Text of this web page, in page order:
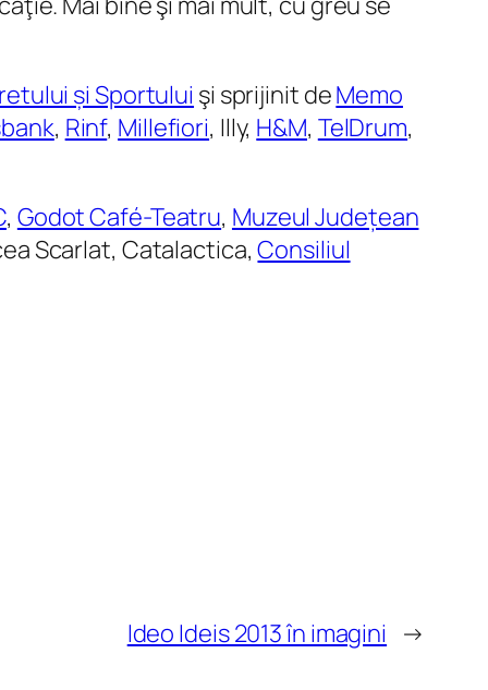
și Sportului şi sprijinit deMemo
, Rinf, Millefiori, Illy, H&M, TelDrum,
, Godot Café-Teatru, Muzeul Județean
Scarlat, Catalactica,Consiliul
Ideo Ideis 2013 în imagini →